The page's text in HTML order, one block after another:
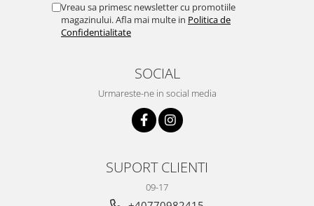
Uleiuri esentiale alimentare bio
Uleiuri Oxyguard
Vreau sa primesc newsletter cu promotiile
magazinului. Afla mai multe in Politica de
Confidentialitate
SOCIAL
Urmareste-ne in social media
SUPORT CLIENTI
09-17